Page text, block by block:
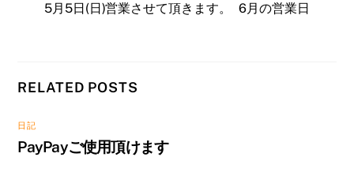
5月5日(日)営業させて頂きます。 6月の営業日
RELATED POSTS
日記
PayPayご使用頂けます